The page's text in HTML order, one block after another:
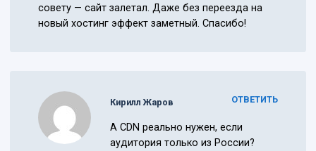
совету — сайт залетал. Даже без переезда на
новый хостинг эффект заметный. Спасибо!
ОТВЕТИТЬ
Кирилл Жаров
А CDN реально нужен, если
аудитория только из России?